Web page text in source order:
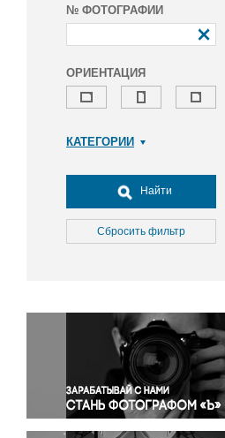
№ ФОТОГРАФИИ
ОРИЕНТАЦИЯ
КАТЕГОРИИ
Досуг, туризм и отдых
Культура
Медицина
Окружающая среда
Политика
Правосудие
Происшествия и конфликты
Религия
Светская жизнь
Найти
Сбросить фильтр